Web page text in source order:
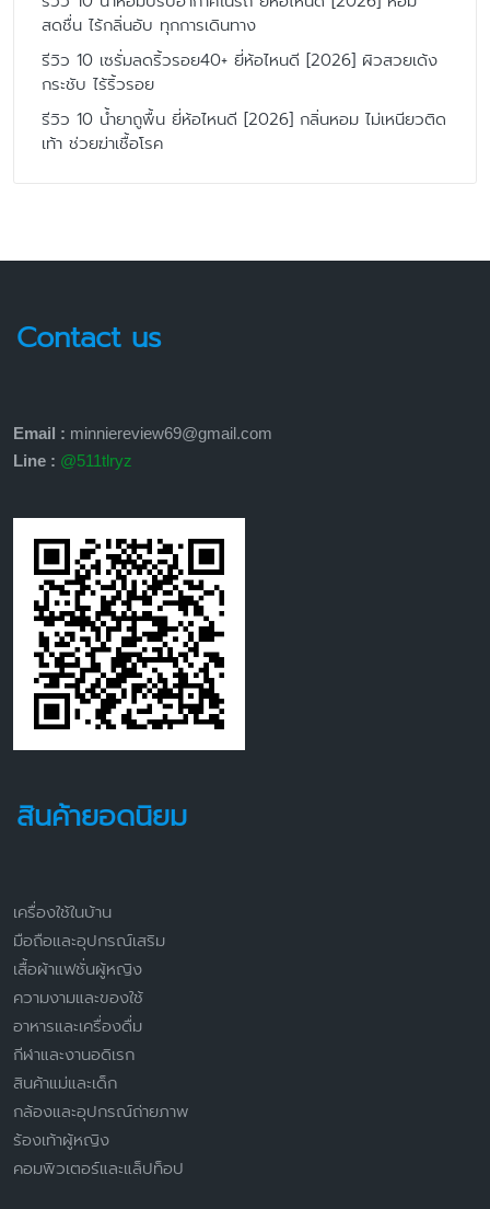
สดชื่น ไร้กลิ่นอับ ทุกการเดินทาง
รีวิว 10 เซรั่มลดริ้วรอย40+ ยี่ห้อไหนดี [2026] ผิวสวยเด้ง
กระชับ ไร้ริ้วรอย
รีวิว 10 น้ำยาถูพื้น ยี่ห้อไหนดี [2026] กลิ่นหอม ไม่เหนียวติด
เท้า ช่วยฆ่าเชื้อโรค
Contact us
Email : minniereview69@gmail.com
Line : @511tlryz
สินค้ายอดนิยม
เครื่องใช้ในบ้าน
มือถือและอุปกรณ์เสริม
เสื้อผ้าแฟชั่นผู้หญิง
ความงามและของใช้
อาหารและเครื่องดื่ม
กีฬาและงานอดิเรก
สินค้าแม่และเด็ก
กล้องและอุปกรณ์ถ่ายภาพ
ร้องเท้าผู้หญิง
คอมพิวเตอร์และแล็ปท็อป